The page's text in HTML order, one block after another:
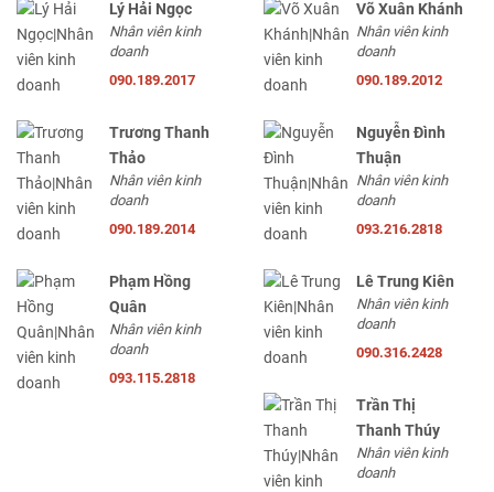
Lý Hải Ngọc
Nhân viên kinh
doanh
090.189.2017
Võ Xuân Khánh
Nhân viên kinh
doanh
090.189.2012
Trương Thanh
Thảo
Nhân viên kinh
doanh
090.189.2014
Nguyễn Đình
Thuận
Nhân viên kinh
doanh
093.216.2818
Phạm Hồng
Quân
Nhân viên kinh
doanh
093.115.2818
Lê Trung Kiên
Nhân viên kinh
doanh
090.316.2428
Trần Thị
Thanh Thúy
Nhân viên kinh
doanh